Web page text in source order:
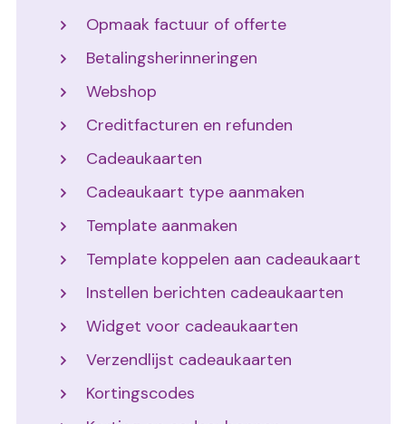
Opmaak factuur of offerte
Betalingsherinneringen
Webshop
Creditfacturen en refunden
Cadeaukaarten
Cadeaukaart type aanmaken
Template aanmaken
Template koppelen aan cadeaukaart
Instellen berichten cadeaukaarten
Widget voor cadeaukaarten
Verzendlijst cadeaukaarten
Kortingscodes